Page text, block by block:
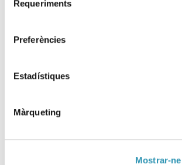
Requeriments
Preferències
Estadístiques
Màrqueting
Mostrar-
Avís preventiu d’episodi
atmosfèrica per PM10
EPISODI AMBIENTAL